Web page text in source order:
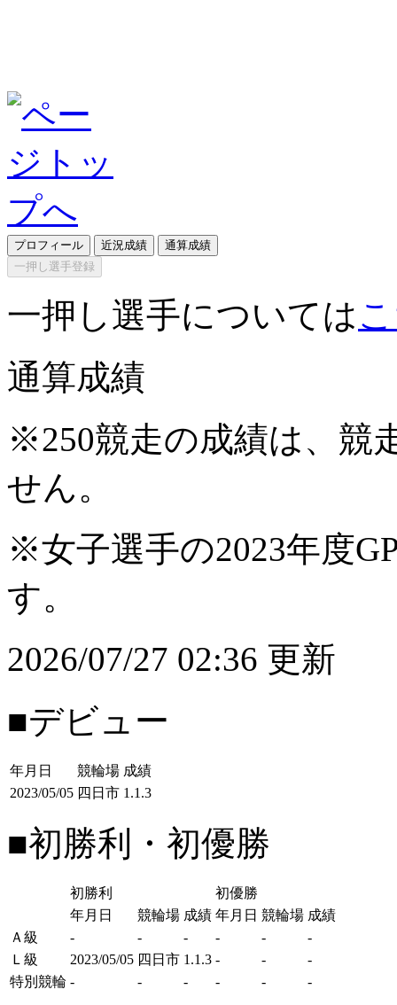
プロフィール 近況成績
通算成績
一押し選手登録
一押し選手については
通算成績
※250競走の成績は、競
せん。
※女子選手の2023年度
す。
2026/07/27 02:36 更新
■デビュー
年月日 競輪場 成績
2023/05/05 四日市 1.1.3
■初勝利・初優勝
初勝利
初優勝
年月日
競輪場 成績 年月日 競輪場 成績
Ａ級
- - - - -
-
Ｌ級
2023/05/05 四日市 1.1.3 - -
-
特別競輪 - - - - - -